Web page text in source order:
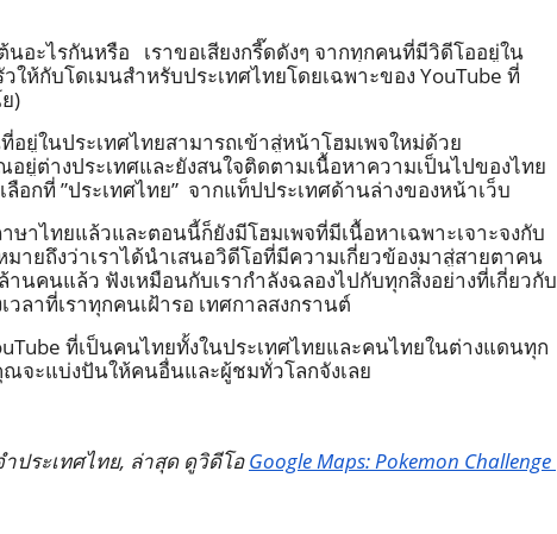
ะไรกันหรือ   เราขอเสียงกรี๊ดดังๆ จากทุกคนที่มีวิดีโออยู่ใน
)
ยู่ในประเทศไทยสามารถเข้าสู่หน้าโฮมเพจใหม่ด้วย
ยู่ต่างประเทศและยังสนใจติดตามเนื้อหาความเป็นไปของไทย
กที่ ”ประเทศไทย”  จากแท็ปประเทศด้านล่างของหน้าเว็บ
ษาไทยแล้วและตอนนี้ก็ยังมีโฮมเพจที่มีเนื้อหาเฉพาะเจาะจงกับ
ายถึงว่าเราได้นำเสนอวิดีโอที่มีความเกี่ยวข้องมาสู่สายตาคน
นคนแล้ว ฟังเหมือนกับเรากำลังฉลองไปกับทุกสิ่งอย่างที่เกี่ยวกับ
วลาที่เราทุกคนเฝ้ารอ เทศกาลสงกรานต์
ที่เป็นคนไทยทั้งในประเทศไทยและคนไทยในต่างแดนทุก
จะแบ่งปันให้คนอื่นและผู้ชมทั่วโลกจังเลย
ประเทศไทย, ล่าสุด ดูวิดีโอ